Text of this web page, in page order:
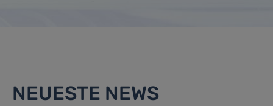
NEUESTE NEWS